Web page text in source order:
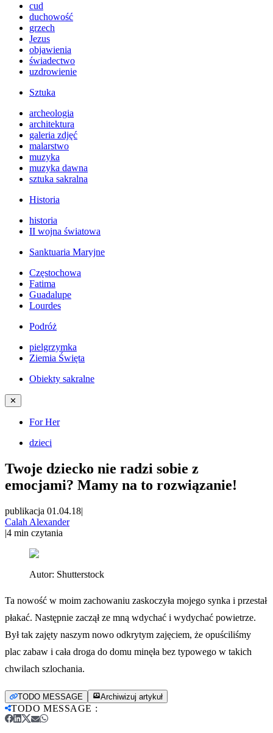
cud
duchowość
grzech
Jezus
objawienia
świadectwo
uzdrowienie
Sztuka
archeologia
architektura
galeria zdjęć
malarstwo
muzyka
muzyka dawna
sztuka sakralna
Historia
historia
II wojna światowa
Sanktuaria Maryjne
Częstochowa
Fatima
Guadalupe
Lourdes
Podróż
pielgrzymka
Ziemia Święta
Obiekty sakralne
✕
For Her
dzieci
Twoje dziecko nie radzi sobie z
emocjami? Mamy na to rozwiązanie!
publikacja 01.04.18|
Calah Alexander
|4 min czytania
Autor: Shutterstock
Ta nowość w moim zachowaniu zaskoczyła mojego synka i przestał
płakać. Następnie zaczął ze mną wdychać i wydychać powietrze.
Był tak zajęty naszym nowo odkrytym zajęciem, że opuściliśmy
plac zabaw i cała droga do domu minęła bez typowego w takich
chwilach szlochania.
TODO MESSAGE Archiwizuj artykuł
TODO MESSAGE :